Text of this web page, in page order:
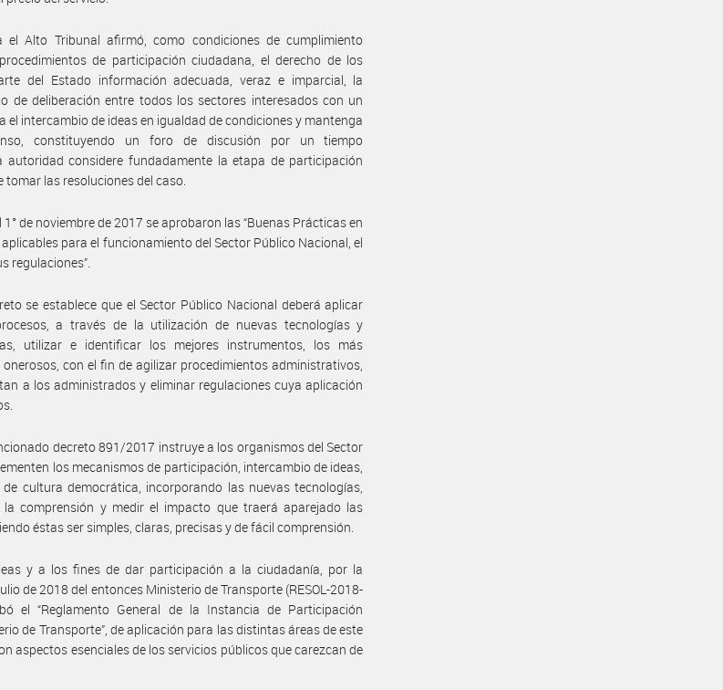
Alto Tribunal afirmó, como condiciones de cumplimiento
de participación ciudadana, el derecho de los
del Estado información adecuada, veraz e imparcial, la
de deliberación entre todos los sectores interesados con un
el intercambio de ideas en igualdad de condiciones y mantenga
constituyendo un foro de discusión por un tiempo
autoridad considere fundadamente la etapa de participación
las resoluciones del caso.
de noviembre de 2017 se aprobaron las “Buenas Prácticas en
para el funcionamiento del Sector Público Nacional, el
regulaciones”.
se establece que el Sector Público Nacional deberá aplicar
a través de la utilización de nuevas tecnologías y
utilizar e identificar los mejores instrumentos, los más
con el fin de agilizar procedimientos administrativos,
a los administrados y eliminar regulaciones cuya aplicación
decreto 891/2017 instruye a los organismos del Sector
los mecanismos de participación, intercambio de ideas,
cultura democrática, incorporando las nuevas tecnologías,
comprensión y medir el impacto que traerá aparejado las
éstas ser simples, claras, precisas y de fácil comprensión.
y a los fines de dar participación a la ciudadanía, por la
de 2018 del entonces Ministerio de Transporte (RESOL-2018-
el “Reglamento General de la Instancia de Participación
de Transporte”, de aplicación para las distintas áreas de este
aspectos esenciales de los servicios públicos que carezcan de